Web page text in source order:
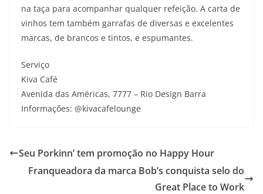
na taça para acompanhar qualquer refeição. A carta de
vinhos tem também garrafas de diversas e excelentes
marcas, de brancos e tintos, e espumantes.
Serviço
Kiva Café
Avenida das Américas, 7777 – Rio Design Barra
Informações: @kivacafelounge
Seu Porkinn’ tem promoção no Happy Hour
Franqueadora da marca Bob’s conquista selo do
Great Place to Work